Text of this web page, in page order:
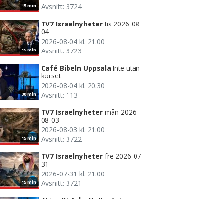
15 min
Avsnitt: 3724
15 min
TV7 Israelnyheter tis 2026-08-
04
2026-08-04 kl. 21.00
Avsnitt: 3723
30 min
Café Bibeln Uppsala Inte utan
korset
2026-08-04 kl. 20.30
Avsnitt: 113
15 min
TV7 Israelnyheter mån 2026-
08-03
2026-08-03 kl. 21.00
Avsnitt: 3722
15 min
TV7 Israelnyheter fre 2026-07-
31
2026-07-31 kl. 21.00
Avsnitt: 3721